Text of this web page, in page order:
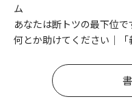
ム
あなたは断トツの最下位
何とか助けてくださ